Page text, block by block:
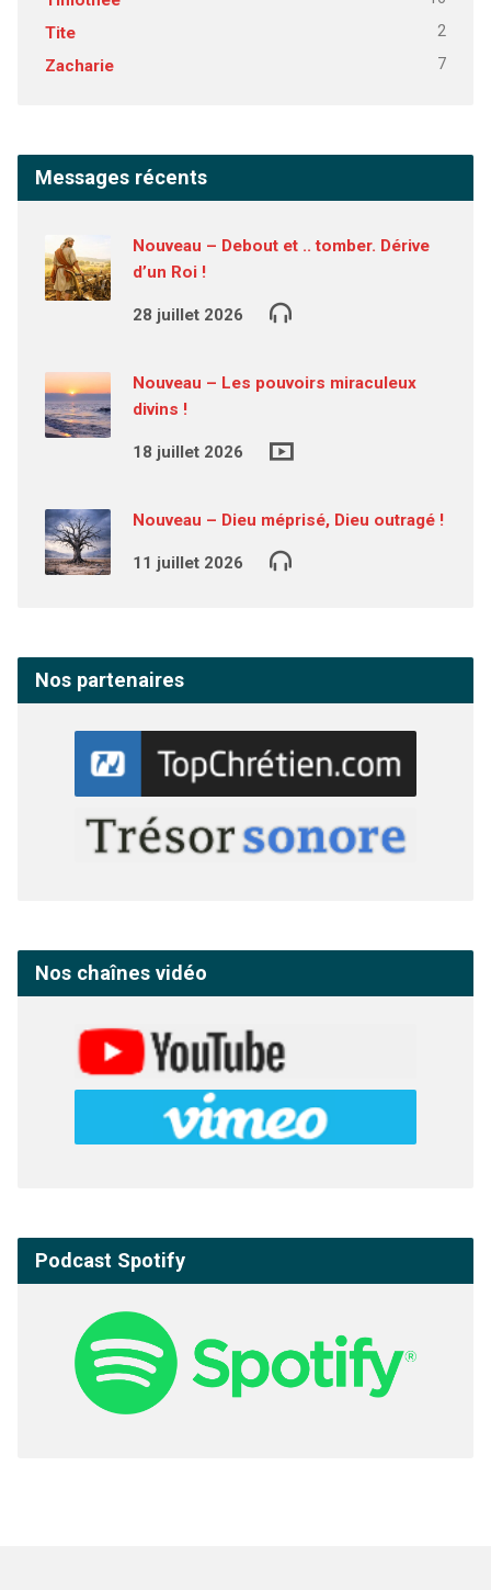
Tite 2
Zacharie 7
Messages récents
Nouveau – Debout et .. tomber. Dérive
d’un Roi !
28 juillet 2026
Nouveau – Les pouvoirs miraculeux
divins !
18 juillet 2026
Nouveau – Dieu méprisé, Dieu outragé !
11 juillet 2026
Nos partenaires
Nos chaînes vidéo
Podcast Spotify